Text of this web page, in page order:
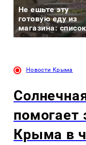
Не ешьте эту
готовую еду из
магазина: список
Новости Крыма
помогает
Крыма в